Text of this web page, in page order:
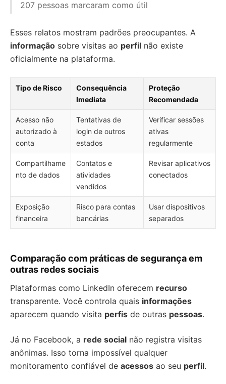
207 pessoas marcaram como útil
Esses relatos mostram padrões preocupantes. A
informação sobre visitas ao perfil não existe
oficialmente na plataforma.
Tipo de Risco
Consequência
Imediata
Proteção
Recomendada
Acesso não
autorizado à
conta
Tentativas de
login de outros
estados
Verificar sessões
ativas
regularmente
Compartilhame
nto de dados
Contatos e
atividades
vendidos
Revisar aplicativos
conectados
Exposição
financeira
Risco para contas
bancárias
Usar dispositivos
separados
Comparação com práticas de segurança em
outras redes sociais
Plataformas como LinkedIn oferecem recurso
transparente. Você controla quais informações
aparecem quando visita perfis de outras pessoas.
Já no Facebook, a rede social não registra visitas
anônimas. Isso torna impossível qualquer
monitoramento confiável de acessos ao seu perfil.